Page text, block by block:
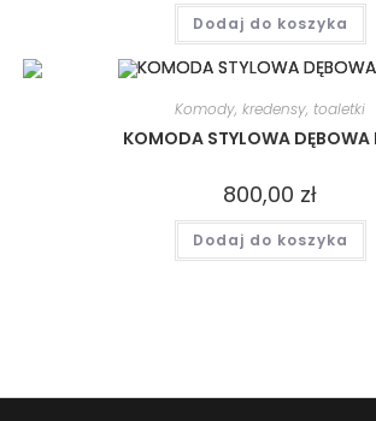
Dodaj do koszyka
Komody, kredensy, toaletki
KOMODA STYLOWA DĘBOWA
800,00 zł
Dodaj do koszyka